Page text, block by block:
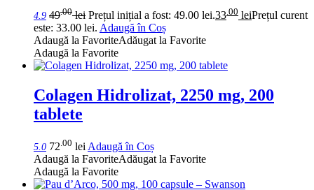
4.9 49.00 lei Prețul inițial a fost: 49.00 lei.33 .00 leiPrețul curent
este: 33.00 lei. Adaugă în Coș
Adaugă la FavoriteAdăugat la Favorite
Adaugă la Favorite
Colagen Hidrolizat, 2250 mg, 200
tablete
5.0 72.00 lei Adaugă în Coș
Adaugă la FavoriteAdăugat la Favorite
Adaugă la Favorite